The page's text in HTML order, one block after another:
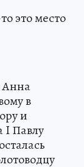
это место
Анна
в
и
I Павлу